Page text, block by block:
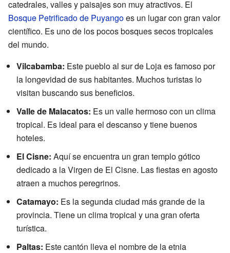
catedrales, valles y paisajes son muy atractivos. El
Bosque Petrificado de Puyangoes un lugar con gran valor
científico. Es uno de los pocos bosques secos tropicales
del mundo.
Vilcabamba: Este pueblo al sur de Loja es famoso por
la longevidad de sus habitantes. Muchos turistas lo
visitan buscando sus beneficios.
Valle de Malacatos: Es un valle hermoso con un clima
tropical. Es ideal para el descanso y tiene buenos
hoteles.
El Cisne: Aquí se encuentra un gran templo gótico
dedicado a la Virgen de El Cisne. Las fiestas en agosto
atraen a muchos peregrinos.
Catamayo: Es la segunda ciudad más grande de la
provincia. Tiene un clima tropical y una gran oferta
turística.
Paltas: Este cantón lleva el nombre de la etnia